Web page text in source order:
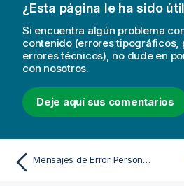
¿Esta página le ha sido
Si encuentra algún problema
contenido (errores tipográficos,
errores técnicos), no dude en
con nosotros.
Deje aquí sus comentarios
Mensajes de Error Personalizados